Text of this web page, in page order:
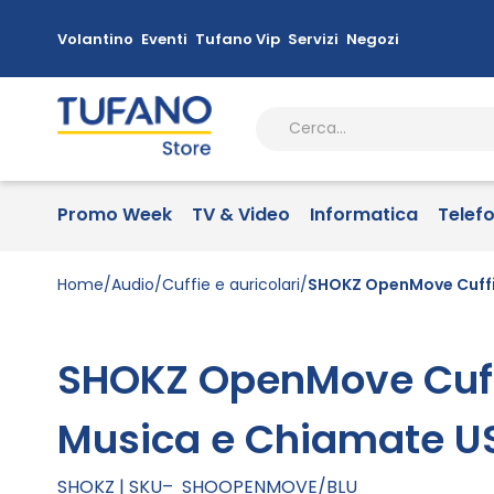
Volantino Eventi Tufano Vip Servizi Negozi
Promo Week TV & Video Informatica
Home Audio Cuffie e auricolari SHOKZ OpenMove
SHOKZ OpenMove
Musica e Chiamate
SHOKZ SKU SHOOPENMOVE/BLU